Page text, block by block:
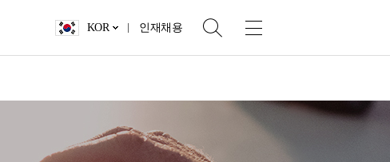
KOR 인재채용